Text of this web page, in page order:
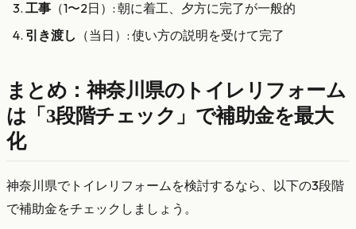
工事 （1〜2日）: 朝に着工、夕方に完了が一般的
引き渡し （当日）: 使い方の説明を受けて完了
まとめ：神奈川県のトイレリフォーム
は「3段階チェック」で補助金を最大
化
神奈川県でトイレリフォームを検討するなら、以下の3段階
で補助金をチェックしましょう。